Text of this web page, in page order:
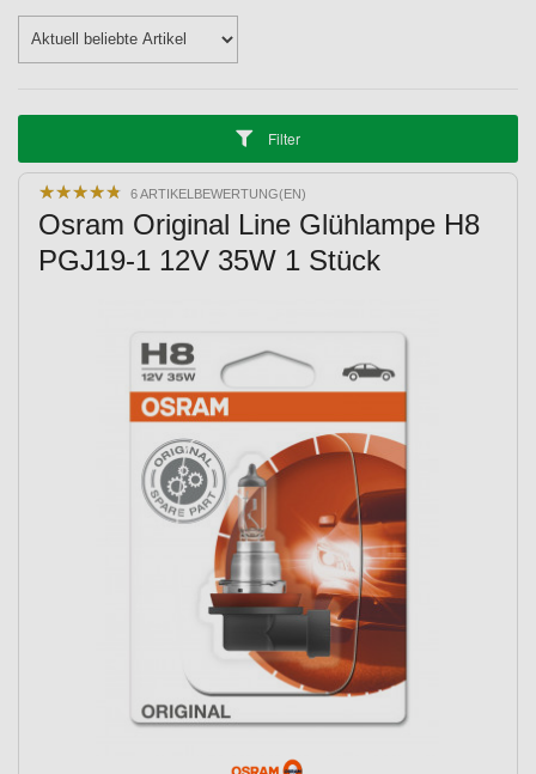
Filter
★★★★★
★★★★★ 6 ARTIKELBEWERTUNG(EN)
Osram Original Line Glühlampe H8
PGJ19-1 12V 35W 1 Stück